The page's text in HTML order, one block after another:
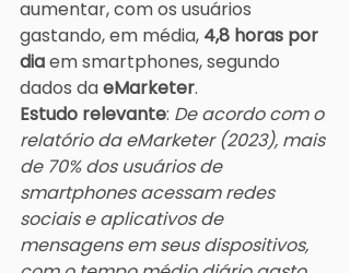
aumentar, com os usuários
gastando, em média, 4,8 horas por
dia em smartphones, segundo
dados da eMarketer.
Estudo relevante: De acordo com o
relatório da eMarketer (2023), mais
de 70% dos usuários de
smartphones acessam redes
sociais e aplicativos de
mensagens em seus dispositivos,